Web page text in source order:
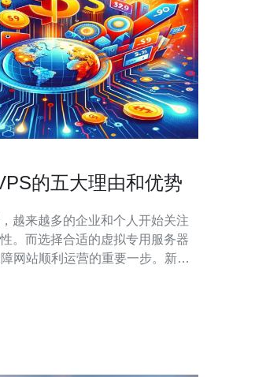
的五大理由和优势
越来越多的企业和个人开始关注
。而选择合适的虚拟专用服务器
网站顺利运营的重要一步。新加
选择新加坡VPS的五大理由和优